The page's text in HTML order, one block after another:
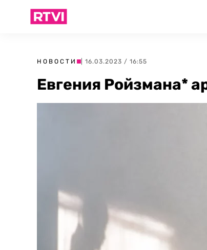
НОВОСТИ | 16.03.2023 / 16:55
Евгения Ройзмана*